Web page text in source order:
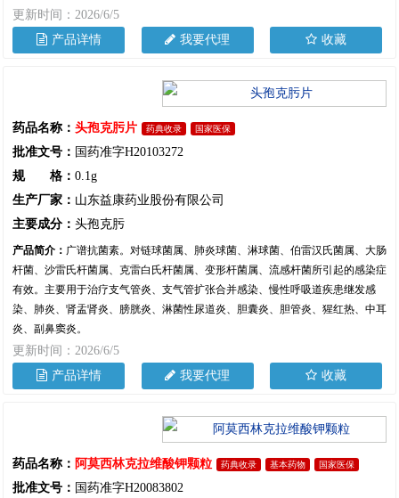
更新时间：2026/6/5
产品详情
我要代理 收藏
药品名称： 头孢克肟片 药典收录 国家医保
批准文号： 国药准字H20103272
规 格： 0.1g
生产厂家： 山东益康药业股份有限公司
主要成分： 头孢克肟
产品简介： 广谱抗菌素。对链球菌属、肺炎球菌、淋球菌、伯雷汉氏菌属、大肠
杆菌、沙雷氏杆菌属、克雷白氏杆菌属、变形杆菌属、流感杆菌所引起的感染症
有效。主要用于治疗支气管炎、支气管扩张合并感染、慢性呼吸道疾患继发感
染、肺炎、肾盂肾炎、膀胱炎、淋菌性尿道炎、胆囊炎、胆管炎、猩红热、中耳
炎、副鼻窦炎。
更新时间：2026/6/5
产品详情
我要代理 收藏
药品名称： 阿莫西林克拉维酸钾颗粒 药典收录 基本药物 国家医保
批准文号： 国药准字H20083802